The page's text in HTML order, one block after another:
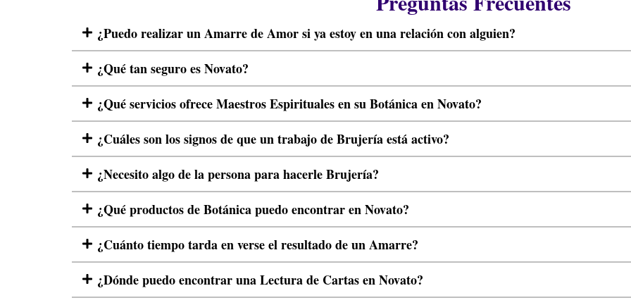
¿Puedo realizar un Amarre de Amor si ya estoy en una relación con alguien?
¿Qué tan seguro es Novato?
¿Qué servicios ofrece Maestros Espirituales en su Botánica en Novato?
¿Cuáles son los signos de que un trabajo de Brujería está activo?
¿Necesito algo de la persona para hacerle Brujería?
¿Qué productos de Botánica puedo encontrar en Novato?
¿Cuánto tiempo tarda en verse el resultado de un Amarre?
¿Dónde puedo encontrar una Lectura de Cartas en Novato?